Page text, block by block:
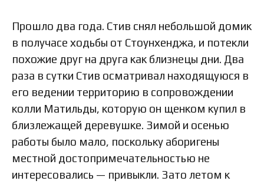
Прошло два года. Стив снял небольшой домик
в получасе ходьбы от Стоунхенджа, и потекли
похожие друг на друга как близнецы дни. Два
раза в сутки Стив осматривал находящуюся в
его ведении территорию в сопровождении
колли Матильды, которую он щенком купил в
близлежащей деревушке. Зимой и осенью
работы было мало, поскольку аборигены
местной достопримечательностью не
интересовались — привыкли. Зато летом к